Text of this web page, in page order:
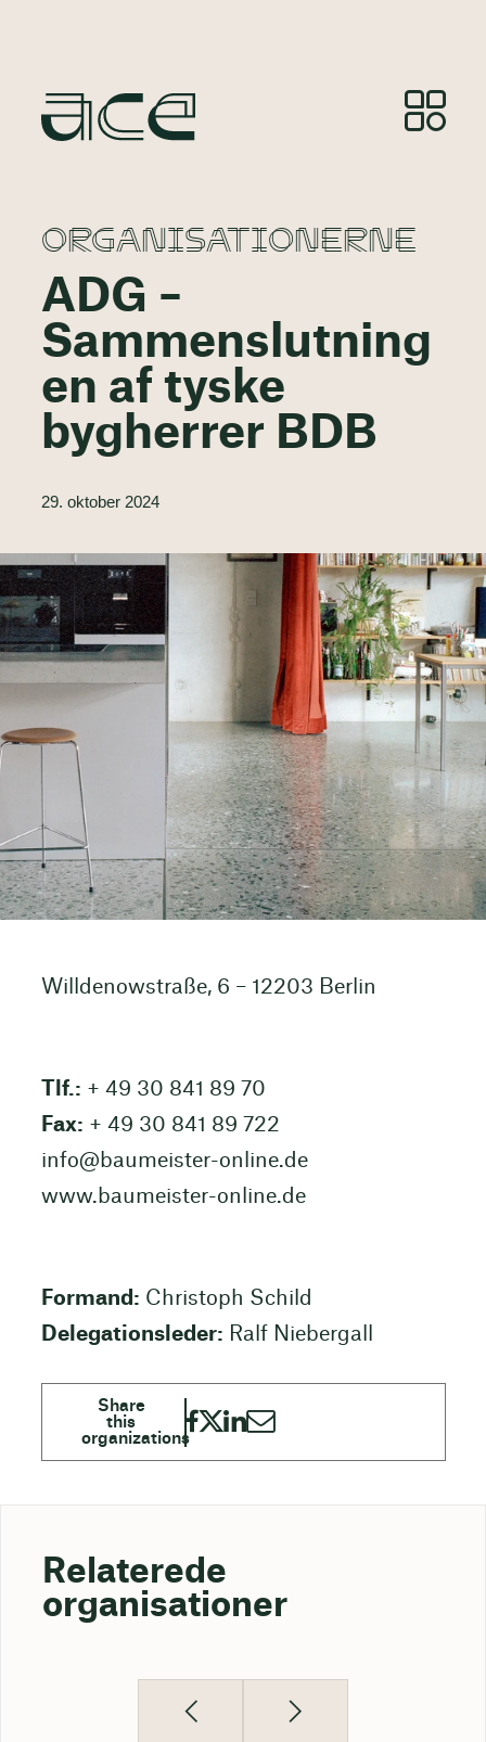
ORGANISATIONERNE
ADG –
Sammenslutning
en af tyske
bygherrer BDB
29. oktober 2024
Willdenowstraße, 6 – 12203 Berlin
Tlf.: + 49 30 841 89 70
Fax: + 49 30 841 89 722
info@baumeister-online.de
www.baumeister-online.de
Formand: Christoph Schild
Delegationsleder: Ralf Niebergall
Relaterede
organisationer